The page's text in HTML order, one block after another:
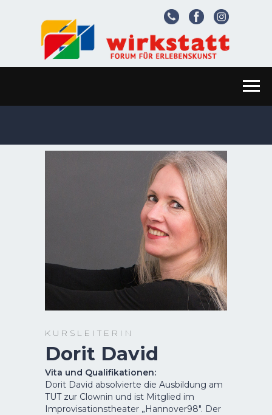
Vita und Qualifikationen:
Dorit David absolvierte die Ausbildung am
TUT zur Clownin und ist Mitglied im
Improvisationstheater „Hannover98". Der
Dorit David
K U R S L E I T E R I N